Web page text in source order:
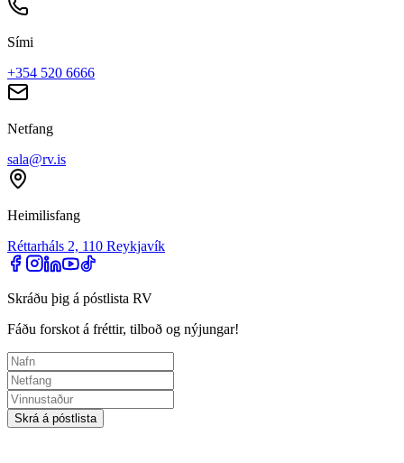
Sími
+354 520 6666
Netfang
sala@rv.is
Heimilisfang
Réttarháls 2, 110 Reykjavík
Skráðu þig á póstlista RV
Fáðu forskot á fréttir, tilboð og nýjungar!
Skrá á póstlista